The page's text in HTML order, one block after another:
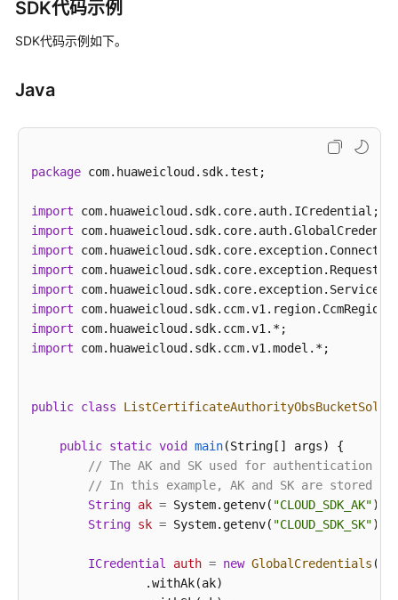
担
服
协
（SLA）
白
皮
书
资
源
区
SDK代码示例
SDK代码示例如下。
Java
package com.huaweicloud.sdk.test;
import
import
import
import
import
import
import
import com.huaweicloud.sdk.ccm.v1.model.*;
public class
public static void main(String[] args)
{
// The AK and SK used for authentication
// In this example, AK and SK are stored in
String ak = System.getenv( "CLOUD_SDK_AK");
String sk = System.getenv( "CLOUD_SDK_SK");
ICredential auth = new GlobalCredentials ()
                .withAk(ak)